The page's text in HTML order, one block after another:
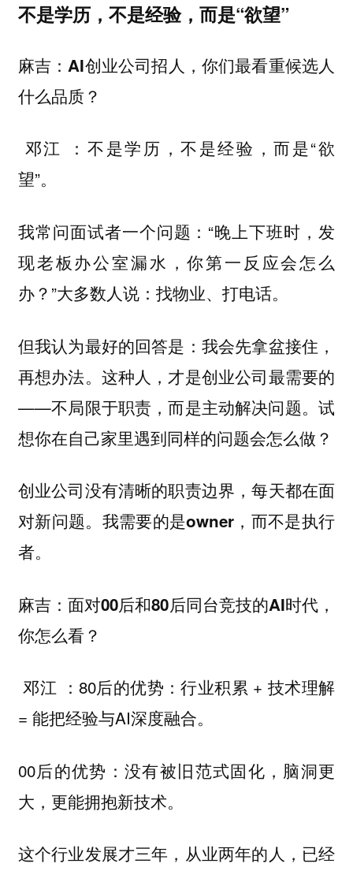
不是学历，不是经验，而是“欲望”
麻吉：AI创业公司招人，你们最看重候选人
什么品质？
邓江
：不是学历，不是经验，而是“欲
望”。
我常问面试者一个问题：“晚上下班时，发
现老板办公室漏水，你第一反应会怎么
办？”大多数人说：找物业、打电话。
但我认为最好的回答是：我会先拿盆接住，
再想办法。这种人，才是创业公司最需要的
——不局限于职责，而是主动解决问题。试
想你在自己家里遇到同样的问题会怎么做？
创业公司没有清晰的职责边界，每天都在面
对新问题。 我需要的是owner，而不是执行
者。
麻吉：面对00后和80后同台竞技的AI时代，
你怎么看？
邓江 ：80后的优势：行业积累 + 技术理解
= 能把经验与AI深度融合。
00后的优势：没有被旧范式固化，脑洞更
大，更能拥抱新技术。
这个行业发展才三年，从业两年的人，已经